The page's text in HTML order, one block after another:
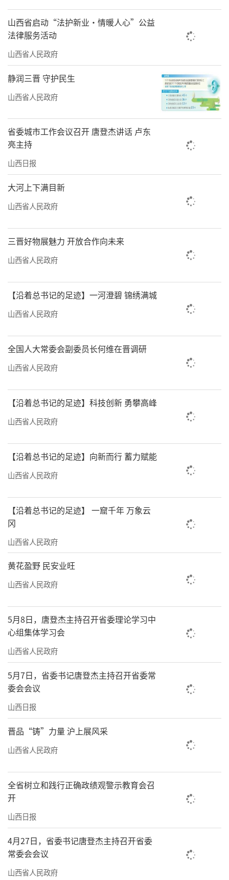
屏幕上方的白色横杆上安装了专业设备，可对
施工工地实时PM10、PM2.5浓度以及施工噪声
进行监测，让人一目了然。记者看到，屏幕上
清晰显示“噪声：51.7dB（分贝），
PM2.5:5.31ug（微克），PM10：33ug（微
克）”。
去年以来，为深化重点单位噪声扬尘治理
和精细化管理，太原市规定全市中心城区现有
扬尘重点单位全部建设（更新）噪声扬尘在线
监测设备和视频监控系统，并完成监控数据联
网上传任务，为施工工地噪声和扬尘污染监管
安上了“电子眼”，促使工地扬尘和噪声污染
治理由“人治”走向“数治”，监测人员可以
通过电脑客户端、手机App，实现远程实时监
测，提升了治理效率。
省生态环境厅发布的《山西省噪声污染防
治报告（2024年度）》显示，2024年全省城市
声环境质量保持在较好水平。全省昼间城市区
域声环境质量平均等效声级为51.2dB（A），总
体水平等级为二级；全省昼间城市道路交通声
环境质量平均等效声级为65.6dB（A），声环境
间达标率分别为91.9%和80.4%。噪声投诉处置
方面，全省畅通“12345”“110”等渠道，全
噪声投诉热点集中在社会生活、建筑施工方
面，分别占噪声投诉的76.15%、19.86%。
声优民悦惠民生
良好的声环境，是宜居城市的重要标志，
也是民生幸福的直观体现。山西坚持“治理噪
声、保障民生、赋能发展”理念，持续巩固声
环境治理成效，让宁静惠及城乡，让群众在静
谧环境中感受生活美好、共享生态红利。
清晨，临汾市汾河公园内，鸟鸣清脆、微
风轻拂，没有喧嚣噪声，只有市民晨练的欢声
笑语。“以前河边临近道路，车流噪声大，晨
练都觉得吵，现在噪声小了，环境更清幽，每
天来这儿锻炼，心情都格外舒畅。”环保志愿
者马英说。
近年来，我省扎实推进噪声污染防治制度
与能力建设，11个市全部完成噪声污染防治监
督管理部门职责分工，建设完成117个功能区声
环境质量自动监测点位，实现了自动监测数据
实时上传。在117个监测点位中，1类功能区
（居住区）45个、2类功能区（混合区）36个、
3类功能区（工业区）13个、4a类功能区（交通
干线两侧区域）23个。各地各部门积极探索噪
声污染新治理模式，不断强化源头防控，严格
山西省启动“法护新业·情暖人心”公益
法律服务活动
山西省人民政府
静润三晋 守护民生
山西省人民政府
省委城市工作会议召开 唐登杰讲话 卢东
亮主持
山西日报
大河上下满目新
山西省人民政府
三晋好物展魅力 开放合作向未来
山西省人民政府
【沿着总书记的足迹】一河澄碧 锦绣满城
山西省人民政府
全国人大常委会副委员长何维在晋调研
山西省人民政府
【沿着总书记的足迹】科技创新 勇攀高峰
山西省人民政府
【沿着总书记的足迹】向新而行 蓄力赋能
山西省人民政府
【沿着总书记的足迹】 一窟千年 万象云
冈
山西省人民政府
黄花盈野 民安业旺
山西省人民政府
5月8日，唐登杰主持召开省委理论学习中
心组集体学习会
山西省人民政府
5月7日，省委书记唐登杰主持召开省委常
委会会议
山西日报
晋品“铸”力量 沪上展风采
山西省人民政府
全省树立和践行正确政绩观警示教育会召
开
山西日报
4月27日，省委书记唐登杰主持召开省委
常委会会议
山西省人民政府